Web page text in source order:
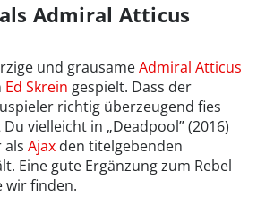
Admiral Atticus
und grausameAdmiral Atticus
Ed Skrein gespielt. Dass der
richtig überzeugend fies
vielleicht in „Deadpool” (2016)
als Ajax den titelgebenden
Eine gute Ergänzung zum Rebel
wir finden.